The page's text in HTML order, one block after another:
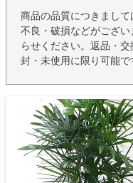
商品の品質につきまし
不良・破損などがござ
らせください。返品・
封・未使用に限り可能で